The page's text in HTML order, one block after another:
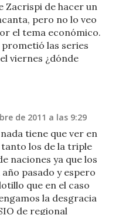
Zacrispi de hacer un
pero no lo veo
el tema económico.
las series
viernes ¿dónde
de 2011 a las 9:29
tiene que ver en
los de la triple
naciones ya que los
pasado y espero
que en el caso
la desgracia
de regional